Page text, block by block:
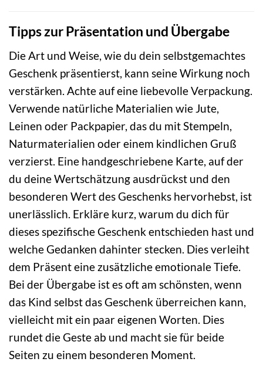
Tipps zur Präsentation und Übergabe
Die Art und Weise, wie du dein selbstgemachtes
Geschenk präsentierst, kann seine Wirkung noch
verstärken. Achte auf eine liebevolle Verpackung.
Verwende natürliche Materialien wie Jute,
Leinen oder Packpapier, das du mit Stempeln,
Naturmaterialien oder einem kindlichen Gruß
verzierst. Eine handgeschriebene Karte, auf der
du deine Wertschätzung ausdrückst und den
besonderen Wert des Geschenks hervorhebst, ist
unerlässlich. Erkläre kurz, warum du dich für
dieses spezifische Geschenk entschieden hast und
welche Gedanken dahinter stecken. Dies verleiht
dem Präsent eine zusätzliche emotionale Tiefe.
Bei der Übergabe ist es oft am schönsten, wenn
das Kind selbst das Geschenk überreichen kann,
vielleicht mit ein paar eigenen Worten. Dies
rundet die Geste ab und macht sie für beide
Seiten zu einem besonderen Moment.